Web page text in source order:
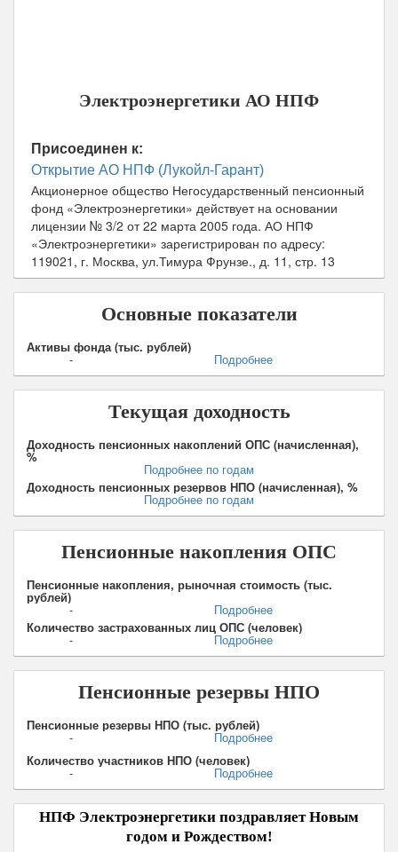
Электроэнергетики АО НПФ
Присоединен к:
Открытие АО НПФ (Лукойл-Гарант)
Акционерное общество Негосударственный пенсионный
фонд «Электроэнергетики» действует на основании
лицензии № 3/2 от22 марта 2005 года. АО НПФ
«Электроэнергетики» зарегистрирован по адресу:
119021, г. Москва, ул.Тимура Фрунзе., д. 11, стр. 13
Основные показатели
Активы фонда (тыс. рублей)
- Подробнее
Текущая доходность
Доходность пенсионных накоплений ОПС (начисленная),
%
Подробнее по годам
Доходность пенсионных резервов НПО (начисленная), %
Подробнее по годам
Пенсионные накопления ОПС
Пенсионные накопления, рыночная стоимость (тыс.
рублей)
-
Подробнее
Количество застрахованных лиц ОПС (человек)
- Подробнее
Пенсионные резервы НПО
Пенсионные резервы НПО (тыс. рублей)
-
Подробнее
Количество участников НПО (человек)
- Подробнее
НПФ Электроэнергетики поздравляет Новым
годом и Рождеством!